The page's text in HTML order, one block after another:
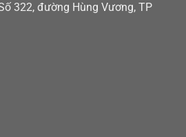
322, đường Hùng Vương, TP